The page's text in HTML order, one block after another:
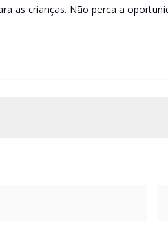
as crianças. Não perca a